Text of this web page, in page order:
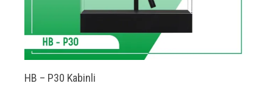
HB – P30 Kabinli